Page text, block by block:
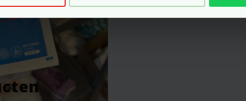
Vereiste velden zijn gemarkeerd met*